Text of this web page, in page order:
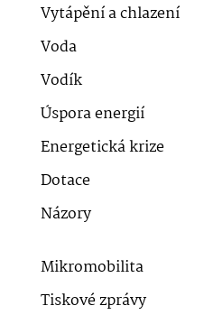
Vytápění a chlazení
Voda
Vodík
Úspora energií
Energetická krize
Dotace
Názory
Mikromobilita
Tiskové zprávy